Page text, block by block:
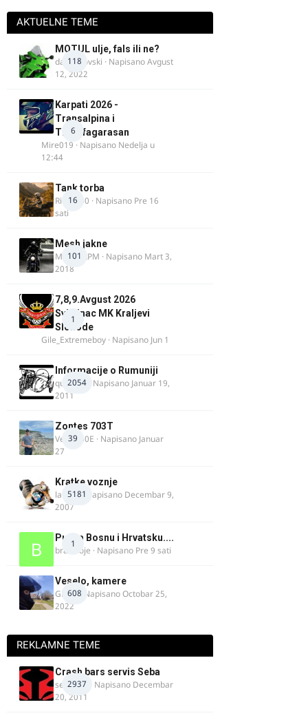
AKTUELNE TEME
118
MOTUL ulje, fals ili ne?
dalipopovski · NapisanoAvgust
12, 2022
6
Karpati 2026 -
Transalpina i
Transfagarasan
Mire019 · Napisano Nedelja u
12:44
16
Tank torba
Rider000 · Napisano Pre 16
sati
101
Mesh jakne
MostarRPM · Napisano Mart 3,
2018
1
7,8,9.Avgust 2026
Svilajnac MK Kraljevi
Slobode
Gile_Extremeboy · Napisano Jun 1
2054
Informacije o Rumuniji
quasaar · Napisano Januar 19,
2011
39
Zontes 703T
Verdi350E · Napisano Januar
27
5181
Kratke voznje
lalajko· Napisano Decembar 9,
2007
1
Put za Bosnu i Hrvatsku....
bradivoje · Napisano Pre 9 sati
608
Veselo, kamere
GR 46· NapisanoOctobar 25,
2022
REKLAMNE TEME
2937
Crash bars servis Seba
seba011 · Napisano Decembar
20, 2011